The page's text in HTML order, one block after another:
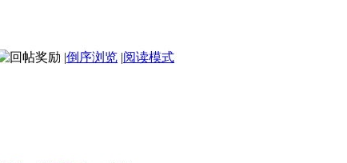
|倒序浏览 |阅读模式